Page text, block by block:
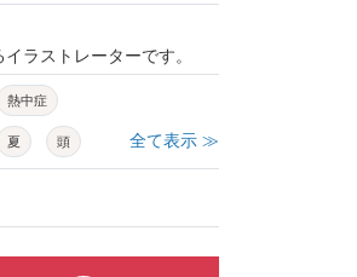
ラストレーターです。
熱中症
夏 頭 全て表示 ≫